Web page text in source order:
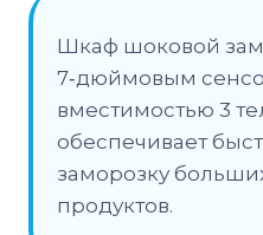
Шкаф шоковой
7‑дюймовым
вместимостью 3
обеспечивает
заморозку
продуктов.